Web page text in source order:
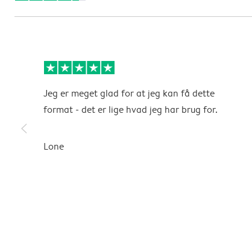
slim_arrow_left
Jeg er meget glad for at jeg kan få dette
format - det er lige hvad jeg har brug for.
Lone